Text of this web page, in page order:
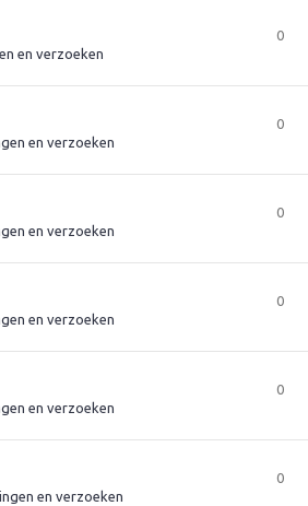
en verzoeken
0
en verzoeken
0
en verzoeken
0
en verzoeken
0
en verzoeken
0
en verzoeken
0